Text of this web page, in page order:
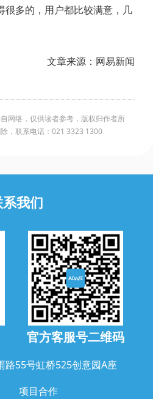
很多的，用户都比较满意，几
文章来源：网易新闻
网络，仅供读者参考，版权归作者所
，联系电话：021 3323 1300
我们
官方客服号二维码
路55号虹桥525创意园A座
项目合作